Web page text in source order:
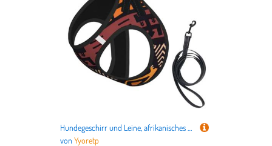
Hundegeschirr und Leine, afrikanisches Schlammtuch, Tribal-Druck, atmungsaktiv, verstellbar, ausbruchsicher, Weste für Katzen und Hunde
vonYyoretp